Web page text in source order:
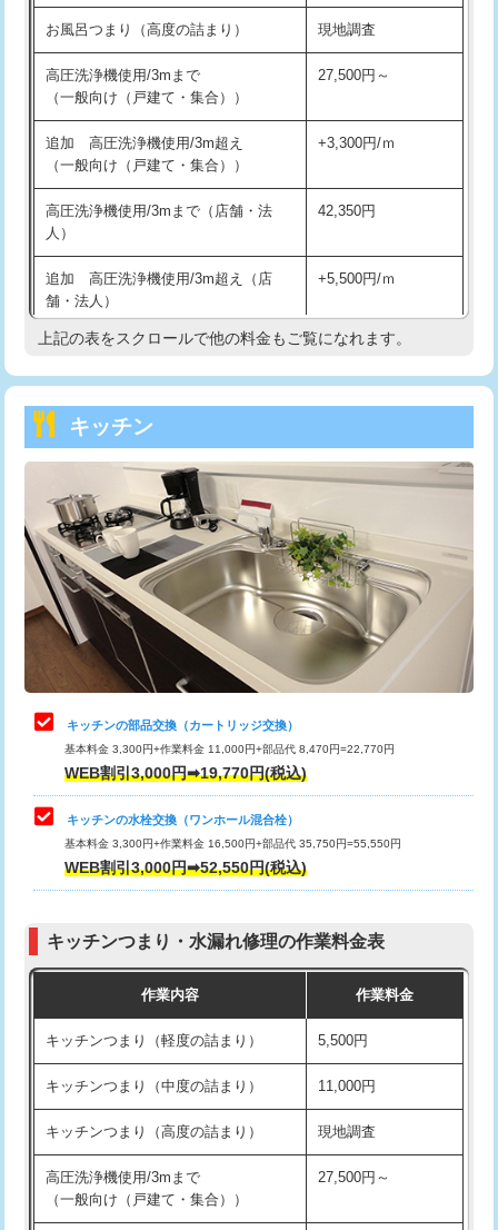
交換・取付(混合水栓（壁付・デッキ
式・ワンホール）)
16,500円+材料費
交換・取付(排水栓・排水トラップ
（P/S/ポップアップ））
22,000円+材料費
交換・取付（その他部品） 11,000円+材料費
持込商品取付（単水栓） 13,200円
持込商品取付（混合水栓）
持込商品取付（浄水器・分岐水栓） 16,500円
持込商品取付（温水洗浄便座） 22,000円
持込商品取付（普通便座⇔温水洗浄便
22,000円
給水管工事※（ホール加工)
給水管工事※（バンド止め) 3,300円
給水管工事※（支持金具設置) 5,500円
給水管工事※（保温材使用（バンド止
め込み）)
5,500円
給水管工事※（土の掘削・埋め戻し作
11,000円
給水管工事※（塩ビ管（VP・HI）使
用/3ｍまで)
給水管工事※（塩ビ管（VP・HI）使
用（追加）/3ｍ超え)
給水管工事※（ライニング鋼管・銅
管・ポリ管・HT管使用/3ｍまで)
44,000円
管・ポリ管・HT管使用/3ｍ超え)
排水管工事（土の掘削・埋め戻し作
11,000円~
排水管工事（排水管工事/3ｍまで） 55,000円
排水管工事（追加 排水管工事/3ｍ超
+11,000円
マス交換（土の掘削・埋め戻し作業）
マス交換（深さ50㎝未満）
お風呂つまり（高度の詰まり） 現地調査
高圧洗浄機使用/3mまで
（一般向け（戸建て・集合））
27,500円～
追加 高圧洗浄機使用/3m超え
（一般向け（戸建て・集合））
+3,300円/ｍ
高圧洗浄機使用/3mまで（店舗・法
人）
42,350円
追加 高圧洗浄機使用/3m超え（店
舗・法人）
+5,500円/ｍ
高度高圧洗浄換 現地調査
トーラー機使用/3mまで
追加トーラー機使用/3m超え +3,300円
カメラ調査 33,000円
桝清掃 8,800円
止水・漏水調査・防水処理・清掃・修
理・調整・分解・加工など（軽作業）
11,000円
止水・漏水調査・防水処理・清掃・修
理・調整・分解・加工など（中作業）
22,000円
止水・漏水調査・防水処理・清掃・修
理・調整・分解・加工など（重作業）
33,000円
お風呂タンク脱着
その他部品の脱着
式・ワンホール）)
交換・取付(排水栓・排水トラップ
22,000円+材料費
持込商品取付（単水栓）
上記の表をスクロールで他の料金もご覧になれます。
キッチン
キッチンの部品交換（カートリッジ交換）
基本料金 3,300円+作業料金 11,000円+部品代 8,470円=22,770円
WEB割引3,000円➡19,770円(税込)
キッチンの水栓交換（ワンホール混合栓）
基本料金 3,300円+作業料金 16,500円+部品代 35,750円=55,550円
WEB割引3,000円➡52,550円(税込)
キッチンつまり・水漏れ修理の作業料金表
作業内容 作業料金
キッチンつまり（軽度の詰まり） 5,500円
キッチンつまり（中度の詰まり） 11,000円
キッチンつまり（高度の詰まり） 現地調査
高圧洗浄機使用/3mまで
（一般向け（戸建て・集合））
27,500円～